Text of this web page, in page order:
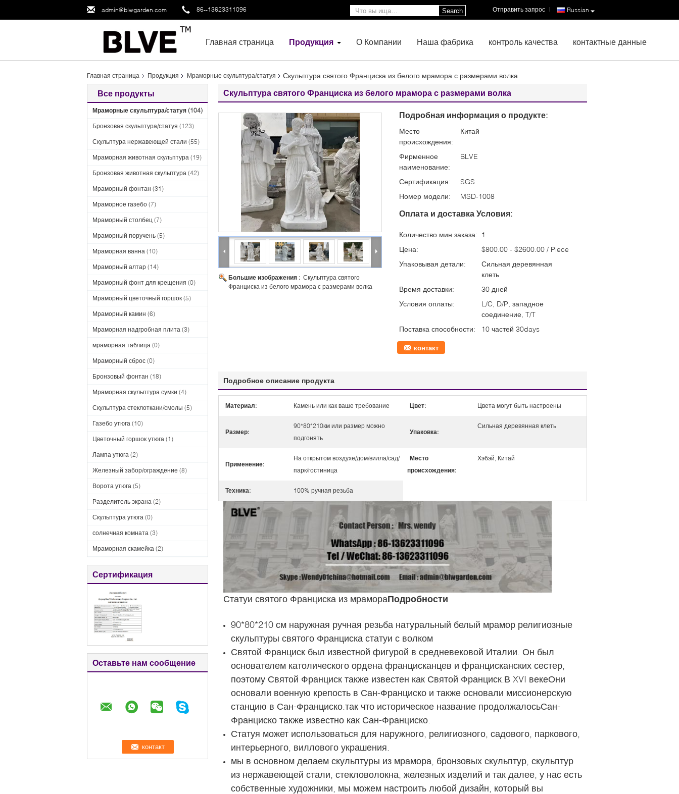
admin@blwgarden.com 86--13623311096 Russian
Отправить запрос |
Search
Главная страница Продукция О Компании Наша фабрика контроль качества контактные данные
Главная страница Продукция Мраморные скульптура/статуя Скульптура святого Франциска из белого мрамора с размерами волка
Все продукты
Мраморные скульптура/статуя (104)
Бронзовая скульптура/статуя (123)
Скульптура нержавеющей стали (55)
Мраморная животная скульптура (19)
Бронзовая животная скульптура (42)
Мраморный фонтан (31)
Мраморное газебо (7)
Мраморный столбец (7)
Мраморный поручень (5)
Мраморная ванна (10)
Мраморный алтар (14)
Мраморный фонт для крещения (0)
Мраморный цветочный горшок (5)
Мраморный камин (6)
Мраморная надгробная плита (3)
мраморная таблица (0)
Мраморный сброс (0)
Бронзовый фонтан (18)
Мраморная скульптура сумки (4)
Скульптура стеклоткани/смолы (5)
Газебо утюга (10)
Цветочный горшок утюга (1)
Лампа утюга (2)
Железный забор/ограждение (8)
Ворота утюга (5)
Разделитель экрана (2)
Скульптура утюга (0)
солнечная комната (3)
Мраморная скамейка (2)
Сертификация
Оставьте нам сообщение
Скульптура святого Франциска из белого мрамора с размерами волка
Большие изображения : Скульптура святого
Франциска из белого мрамора с размерами волка
Подробная информация о продукте:
Место
происхождения:
Китай
Фирменное
наименование:
BLVE
Сертификация:
SGS
Номер модели:
MSD-1008
Оплата и доставка Условия:
Количество мин заказа: 1
Цена:
$800.00 - $2600.00 / Piece
Упаковывая детали:
Сильная деревянная
клеть
Время доставки:
30 дней
Условия оплаты:
L/C, D/P, западное
соединение, T/T
Поставка способности:
10 частей 30days
контакт
Подробное описание продукта
Материал: Камень или как ваше требование Цвет: Цвета могут быть настроены
Размер:
90*80*210км или размер можно
подгонять
Упаковка:
Сильная деревянная клеть
Применение:
На открытом воздухе/дом/вилла/сад/
парк/гостиница
Место
происхождения:
Хэбэй, Китай
Техника: 100% ручная резьба
Статуи святого Франциска из мрамораПодробности
90*80*210 см наружная ручная резьба натуральный белый мрамор религиозные
скульптуры святого Франциска статуи с волком
Святой Франциск был известной фигурой в средневековой Италии. Он был
основателем католического ордена францисканцев и францисканских сестер,
поэтому Святой Франциск также известен как Святой Франциск.В XVI векеОни
основали военную крепость в Сан-Франциско и также основали миссионерскую
станцию в Сан-Франциско.так что историческое название продолжалосьСан-
Франциско также известно как Сан-Франциско.
Статуя может использоваться для наружного, религиозного, садового, паркового,
интерьерного, виллового украшения.
мы в основном делаем скульптуры из мрамора, бронзовых скульптур, скульптур
из нержавеющей стали, стекловолокна, железных изделий и так далее, у нас есть
собственные художники, мы можем настроить любой дизайн, который вы